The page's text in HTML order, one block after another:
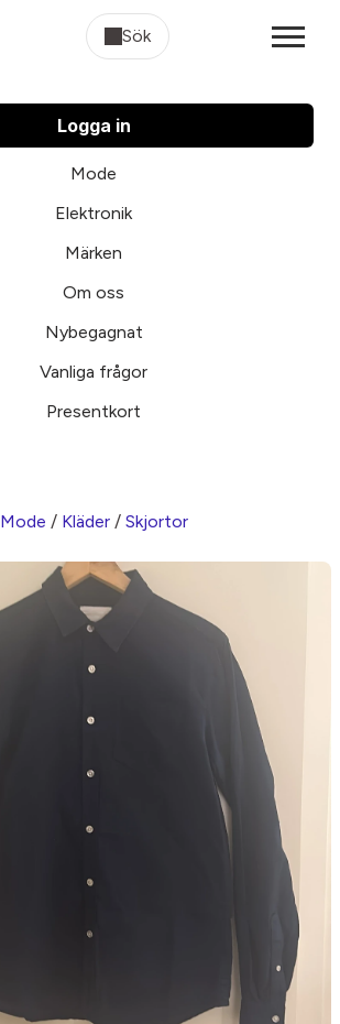
Sök
Logga in
Mode
Elektronik
Märken
Om oss
Nybegagnat
Vanliga frågor
Presentkort
Mode / Kläder / Skjortor